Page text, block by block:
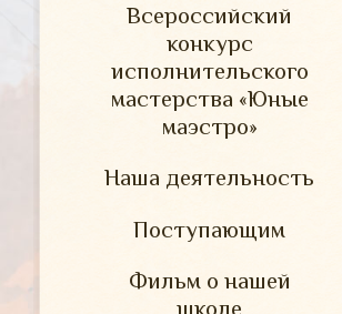
Всероссийский
конкурс
исполнительского
мастерства «Юные
маэстро»
Наша деятельность
Поступающим
Фильм о нашей
школе